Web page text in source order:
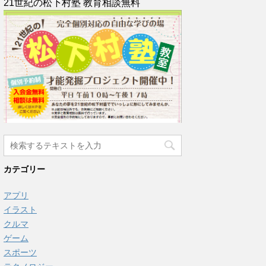
21世紀の松下村塾 教育相談無料
カテゴリー
アプリ
イラスト
クルマ
ゲーム
スポーツ